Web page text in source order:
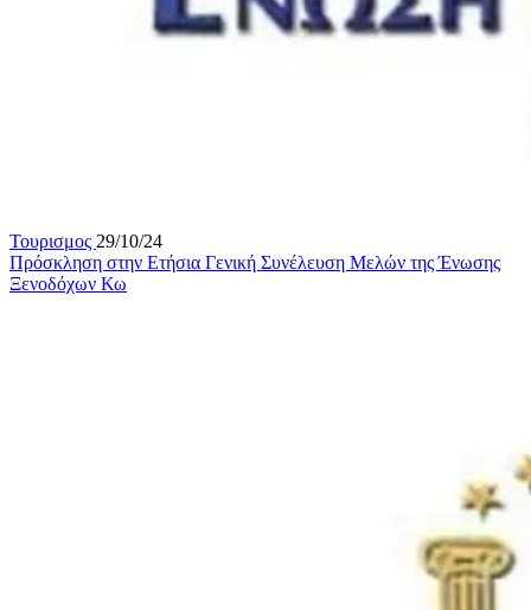
Τουρισμος 29/10/24
Πρόσκληση στην Ετήσια Γενική Συνέλευση Μελών της Ένωσης
Ξενοδόχων Κω